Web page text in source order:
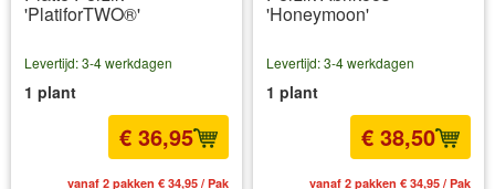
'PlatiforTWO®'
Levertijd: 3-4 werkdagen
1 plant
€ 36,95
vanaf 2 pakken € 34,95 / Pak
'Honeymoon'
Levertijd: 3-4 werkdagen
1 plant
€ 38,50
vanaf 2 pakken € 34,95 / Pak